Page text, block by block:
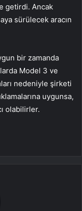
getirdi. Ancak
sürülecek aracın
bir zamanda
Model 3 ve
nedeniyle şirketi
uygunsa,
olabilirler.